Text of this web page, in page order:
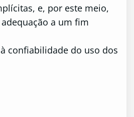
e, por este meio,
a um fim
confiabilidade do uso dos